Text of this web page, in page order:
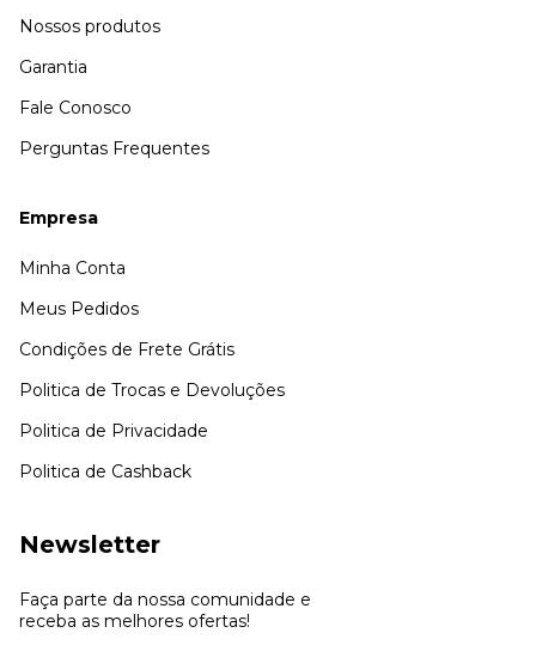
Nossos produtos
Garantia
Fale Conosco
Perguntas Frequentes
Empresa
Minha Conta
Meus Pedidos
Condições de Frete Grátis
Politica de Trocas e Devoluções
Politica de Privacidade
Politica de Cashback
Newsletter
Faça parte da nossa comunidade e
receba as melhores ofertas!